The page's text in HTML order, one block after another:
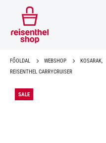
FŐOLDAL WEBSHOP KOSARAK,
REISENTHEL CARRYCRUISER
SALE